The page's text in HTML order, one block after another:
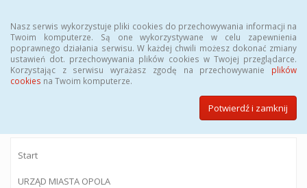
Nasz serwis wykorzystuje pliki cookies do przechowywania informacji na
Twoim komputerze. Są one wykorzystywane w celu zapewnienia
poprawnego działania serwisu. W każdej chwili możesz dokonać zmiany
ustawień dot. przechowywania plików cookies w Twojej przeglądarce.
Korzystając z serwisu wyrażasz zgodę na przechowywanie plików
cookies na Twoim komputerze.
Potwierdź i zamknij
BIULETYN INFORMACJI PUBLICZNEJ
Urzędu Miasta Opola
Start
URZĄD MIASTA OPOLA